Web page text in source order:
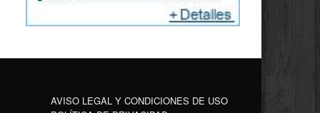
AVISO LEGAL Y CONDICIONES DE USO